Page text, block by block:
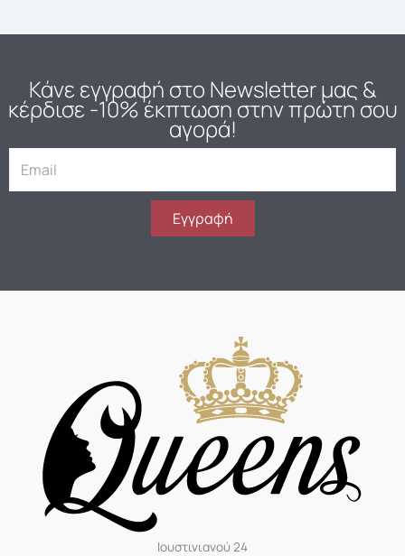
Κάνε εγγραφή στο Newsletter μας &
κέρδισε -10% έκπτωση στην πρώτη σου
αγορά!
a
Εγγραφή
Ιουστινιανού 24